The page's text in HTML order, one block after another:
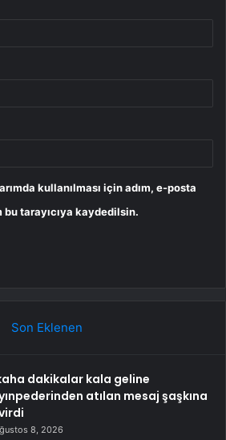
kullanılması için adım, e-posta
tarayıcıya kaydedilsin.
Son Eklenen
dakikalar kala geline
atılan mesaj şaşkına
8, 2026